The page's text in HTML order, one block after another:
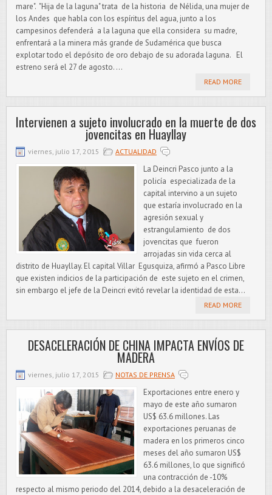
mare". "Hija de la laguna" trata de la historia de Nélida, una mujer de
los Andes que habla con los espíritus del agua, junto a los
campesinos defenderá a la laguna que ella considera su madre,
enfrentará a la minera más grande de Sudamérica que busca
explotar todo el depósito de oro debajo de su adorada laguna. El
estreno será el 27 de agosto. ...
READ MORE
Intervienen a sujeto involucrado en la muerte de dos
jovencitas en Huayllay
viernes, julio 17, 2015 ACTUALIDAD
La Deincri Pasco junto a la
policía especializada de la
capital intervino a un sujeto
que estaría involucrado en la
agresión sexual y
estrangulamiento de dos
jovencitas que fueron
arrojadas sin vida cerca al
distrito de Huayllay. El capital Villar Egusquiza, afirmó a Pasco Libre
que existen indicios de la participación de este sujeto en el crimen,
sin embargo el jefe de la Deincri evitó revelar la identidad de esta...
READ MORE
DESACELERACIÓN DE CHINA IMPACTA ENVÍOS DE
MADERA
viernes, julio 17, 2015 NOTAS DE PRENSA
Exportaciones entre enero y
mayo de este año sumaron
US$ 63.6 millones. Las
exportaciones peruanas de
madera en los primeros cinco
meses del año sumaron US$
63.6 millones, lo que significó
una contracción de -10%
respecto al mismo periodo del 2014, debido a la desaceleración de